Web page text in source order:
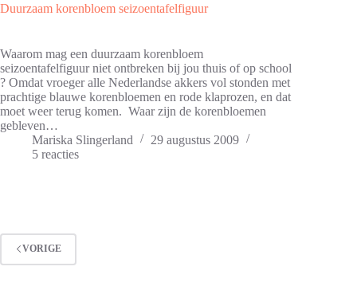
Duurzaam korenbloem seizoentafelfiguur
Waarom mag een duurzaam korenbloem
seizoentafelfiguur niet ontbreken bij jou thuis of op school
? Omdat vroeger alle Nederlandse akkers vol stonden met
prachtige blauwe korenbloemen en rode klaprozen, en dat
moet weer terug komen. Waar zijn de korenbloemen
gebleven…
Mariska Slingerland
29 augustus 2009
5 reacties
VORIGE